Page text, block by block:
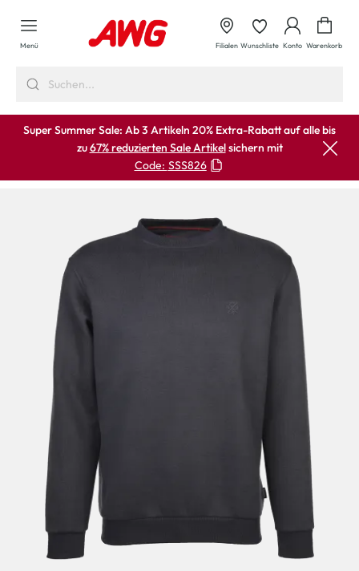
springen
Menü Filialen Wunschliste Konto Warenkorb
Super Summer Sale: Ab 3 Artikeln 20% Extra-Rabatt auf alle bis
zu67% reduzierten Sale Artikelsichern mit
Code: SSS826